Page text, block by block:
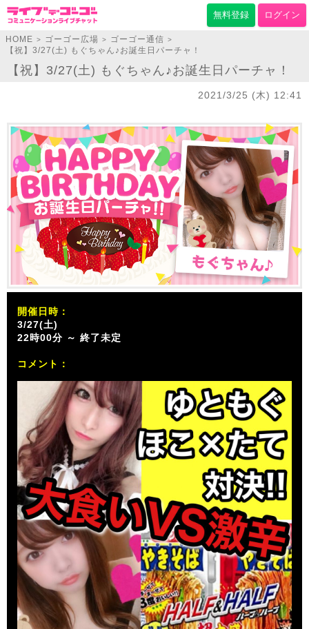
無料登録 ログイン
HOME > ゴーゴー広場 > ゴーゴー通信 >
【祝】3/27(土) もぐちゃん♪お誕生日パーチャ！
【祝】3/27(土) もぐちゃん♪お誕生日パーチャ！
2021/3/25 (木) 12:41
開催日時：
3/27(土)
22時00分 ～ 終了未定
コメント：